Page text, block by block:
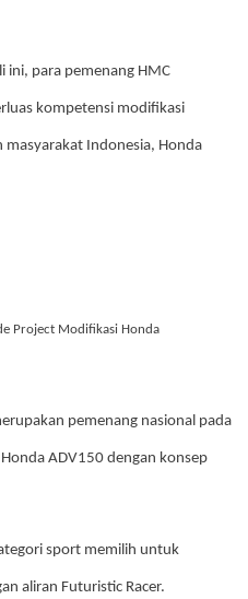
ini, para pemenang HMC
kompetensi modifikasi
masyarakat Indonesia, Honda
Project Modifikasi Honda
pemenang nasional pada
ADV150 dengan konsep
sport memilih untuk
aliran Futuristic Racer.